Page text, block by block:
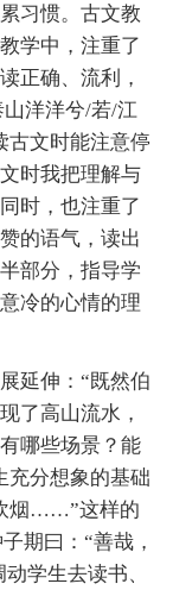
习惯。古文教
学中，注重了
正确、流利，
洋洋兮/若/江
古文时能注意停
时我把理解与
时，也注重了
的语气，读出
部分，指导学
冷的心情的理
延伸：“既然伯
了高山流水，
哪些场景？能
充分想象的基础
烟……”这样的
期曰：“善哉，
学生去读书、